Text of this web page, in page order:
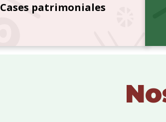
Cases patrimoniales